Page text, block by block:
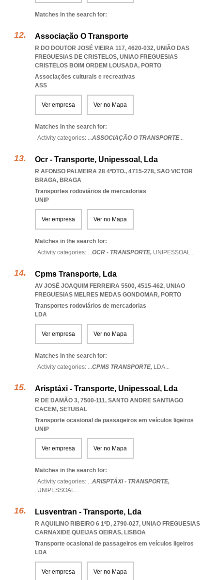
Matches in the search for:
Associação O Transporte
R DO DOUTOR JOSÉ VIEIRA 117, 4620-032, UNIÃO DAS
FREGUESIAS DE CRISTELOS, UNIAO FREGUESIAS
CRISTELOS BOIM ORDEM LOUSADA, PORTO
Associações culturais e recreativas
ASS
Ver empresa Ver no Mapa
Matches in the search for:
Activity categories: ...ASSOCIAÇÃO O TRANSPORTE...
Ocr - Transporte, Unipessoal, Lda
R AFONSO PALMEIRA 28 4ºDTO., 4715-278, SAO VICTOR
BRAGA, BRAGA
Transportes rodoviários de mercadorias
UNIP
Ver empresa Ver no Mapa
Matches in the search for:
Activity categories: ...OCR - TRANSPORTE, UNIPESSOAL...
Cpms Transporte, Lda
AV JOSÉ JOAQUIM FERREIRA 5500, 4515-462, UNIAO
FREGUESIAS MELRES MEDAS GONDOMAR, PORTO
Transportes rodoviários de mercadorias
LDA
Ver empresa Ver no Mapa
Matches in the search for:
Activity categories: ...CPMS TRANSPORTE, LDA...
Arisptáxi - Transporte, Unipessoal, Lda
R DE DAMÃO 3, 7500-111, SANTO ANDRE SANTIAGO
CACEM, SETUBAL
Transporte ocasional de passageiros em veículos ligeiros
UNIP
Ver empresa Ver no Mapa
Matches in the search for:
Activity categories: ...ARISPTÁXI - TRANSPORTE,
UNIPESSOAL...
Lusventran - Transporte, Lda
R AQUILINO RIBEIRO 6 1ºD, 2790-027, UNIAO FREGUESIAS
CARNAXIDE QUEIJAS OEIRAS, LISBOA
Transporte ocasional de passageiros em veículos ligeiros
LDA
Ver empresa Ver no Mapa